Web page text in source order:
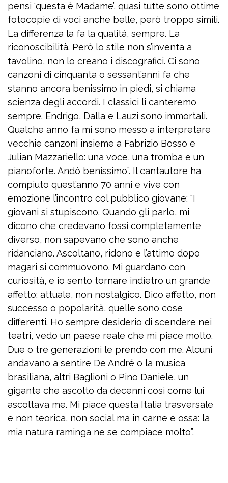
pensi ‘questa è Madame’, quasi tutte sono ottime
fotocopie di voci anche belle, però troppo simili.
La differenza la fa la qualità, sempre. La
riconoscibilità. Però lo stile non s’inventa a
tavolino, non lo creano i discografici. Ci sono
canzoni di cinquanta o sessant’anni fa che
stanno ancora benissimo in piedi, si chiama
scienza degli accordi. I classici li canteremo
sempre. Endrigo, Dalla e Lauzi sono immortali.
Qualche anno fa mi sono messo a interpretare
vecchie canzoni insieme a Fabrizio Bosso e
Julian Mazzariello: una voce, una tromba e un
pianoforte. Andò benissimo”. Il cantautore ha
compiuto quest’anno 70 anni e vive con
emozione l’incontro col pubblico giovane: “I
giovani si stupiscono. Quando gli parlo, mi
dicono che credevano fossi completamente
diverso, non sapevano che sono anche
ridanciano. Ascoltano, ridono e l’attimo dopo
magari si commuovono. Mi guardano con
curiosità, e io sento tornare indietro un grande
affetto: attuale, non nostalgico. Dico affetto, non
successo o popolarità, quelle sono cose
differenti. Ho sempre desiderio di scendere nei
teatri, vedo un paese reale che mi piace molto.
Due o tre generazioni le prendo con me. Alcuni
andavano a sentire De André o la musica
brasiliana, altri Baglioni o Pino Daniele, un
gigante che ascolto da decenni così come lui
ascoltava me. Mi piace questa Italia trasversale
e non teorica, non social ma in carne e ossa: la
mia natura raminga ne se compiace molto”.